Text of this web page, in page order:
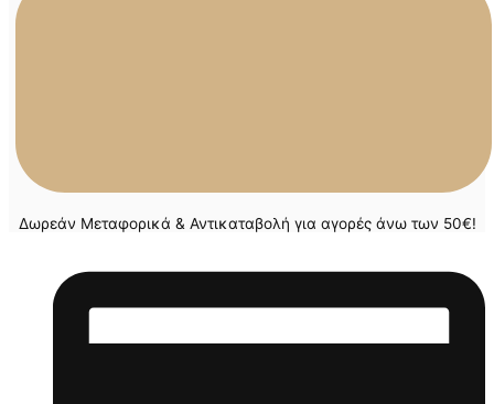
Δωρεάν Μεταφορικά & Αντικαταβολή για αγορές άνω των 50€!